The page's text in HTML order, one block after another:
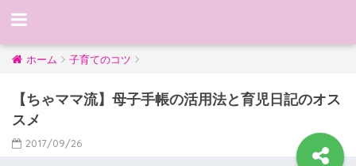
ホーム 子育てのコツ
【ちゃママ流】母子手帳の活用法と育児日記のオス
スメ
2017/09/26